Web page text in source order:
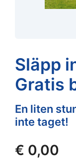
Släpp
Gratis
En liten
inte taget!
€ 0,00